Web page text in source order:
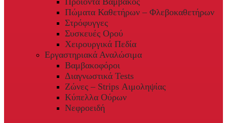
Πώματα Καθετήρων – Φλεβοκαθετήρων
Στρόφυγγες
Συσκευές Ορού
Χειρουργικά Πεδία
Εργαστηριακά Αναλώσιμα
Βαμβακοφόροι
Διαγνωστικά Tests
Ζώνες – Strips Αιμοληψίας
Κύπελλα Ούρων
Νεφροειδή